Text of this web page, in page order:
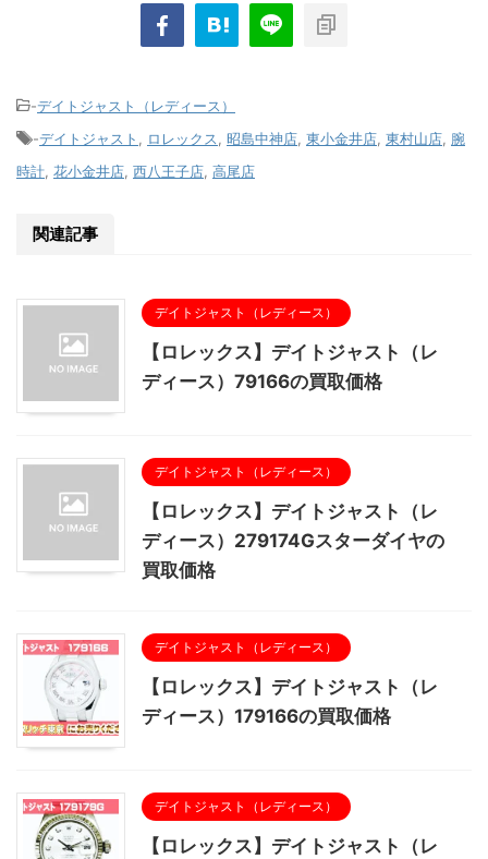
-デイトジャスト（レディース）
-デイトジャスト , ロレックス, 昭島中神店, 東小金井店, 東村山店, 腕
時計, 花小金井店, 西八王子店, 高尾店
関連記事
デイトジャスト（レディース）
【ロレックス】デイトジャスト（レ
ディース）79166の買取価格
デイトジャスト（レディース）
【ロレックス】デイトジャスト（レ
ディース）279174Gスターダイヤの
買取価格
デイトジャスト（レディース）
【ロレックス】デイトジャスト（レ
ディース）179166の買取価格
デイトジャスト（レディース）
【ロレックス】デイトジャスト（レ